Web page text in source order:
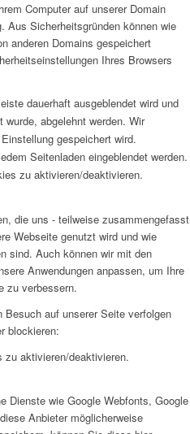
Computer auf unserer Domain
Aus Sicherheitsgründen können wie
anderen Domains gespeichert
Ihres Browsers
dauerhaft ausgeblendet wird und
abgelehnt werden. Wir
gespeichert wird.
Seitenladen eingeblendet werden.
zu aktivieren/deaktivieren.
die uns - teilweise zusammengefasst
Webseite genutzt wird und wie
sind. Auch können wir mit den
Anwendungen anpassen, um Ihre
zu verbessern.
auf unserer Seite verfolgen
blockieren:
aktivieren/deaktivieren.
Dienste wie Google Webfonts, Google
Anbieter möglicherweise